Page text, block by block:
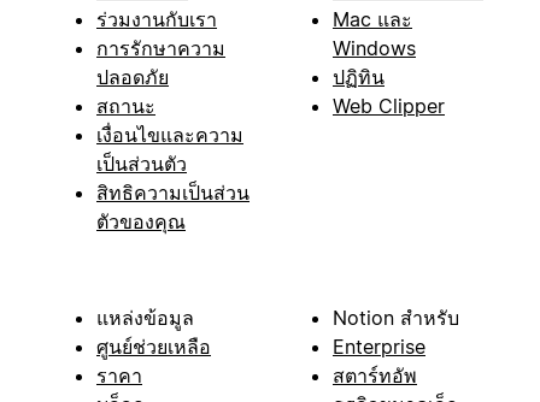
ร่วมงานกับเรา
การรักษาความ
ปลอดภัย
สถานะ
เงื่อนไขและความ
เป็นส่วนตัว
สิทธิความเป็นส่วน
ตัวของคุณ
Mac และ
Windows
ปฏิทิน
Web Clipper
แหล่งข้อมูล
ศูนย์ช่วยเหลือ
ราคา
Notion สำหรับ
Enterprise
สตาร์ทอัพ